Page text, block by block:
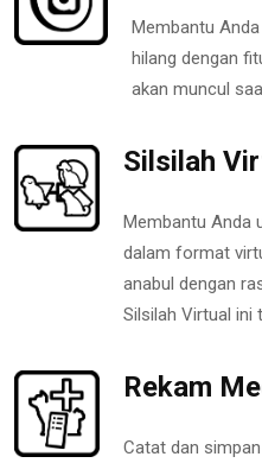
Membantu
hilang dengan
akan muncul
Silsilah
Membantu Anda
dalam format
anabul dengan
Silsilah Virtual ini
Rekam
Catat dan